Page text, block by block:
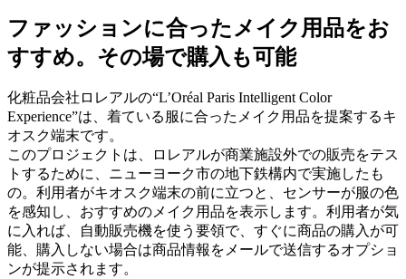
ファッションに合ったメイク用品をお
すすめ。その場で購入も可能
化粧品会社ロレアルの“L’Oréal Paris Intelligent Color
Experience”は、着ている服に合ったメイク用品を提案するキ
オスク端末です。
このプロジェクトは、ロレアルが商業施設外での販売をテス
トするために、ニューヨーク市の地下鉄構内で実施したも
の。利用者がキオスク端末の前に立つと、センサーが服の色
を感知し、おすすめのメイク用品を表示します。利用者が気
に入れば、自動販売機を使う要領で、すぐに商品の購入が可
能、購入しない場合は商品情報をメールで送信するオプショ
ンが提示されます。